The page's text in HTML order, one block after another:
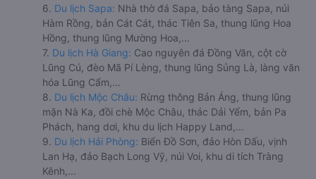
6. Du lịch Sapa: Nhà thờ đá Sapa, bảo tàng Sapa, núi
Hàm Rồng, bản Cát Cát, thác Tiên Sa, thung lũng Hoa
Hồng, thung lũng Mường Hoa,...
7. Du lịch Hà Giang: Cao nguyên đá Đồng Văn, cột cờ
Lũng Cú, đèo Mã Pí Lèng, thung lũng Sủng Là, làng văn
hóa Lũng Cẩm,...
8. Du lịch Mộc Châu: Rừng thông Bản Áng, thung lũng
mận Nà Ka, đồi chè Mộc Châu, thác Dải Yếm, bản Pa
Phách, hang dơi, khu du lịch Happy Land,...
9. Du lịch Hải Phòng: Biển Đồ Sơn, đảo Hòn Dấu, vịnh
Lan Hạ, đảo Bạch Long Vỹ, núi Voi, khu di tích Tràng
Kênh,...